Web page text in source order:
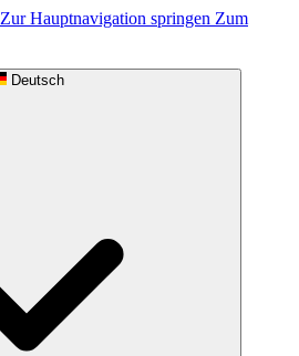
Zur Hauptnavigation springen Zum
Deutsch